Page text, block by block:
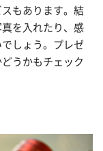
もあります。結
を入れたり、感
しょう。プレゼ
うかもチェック